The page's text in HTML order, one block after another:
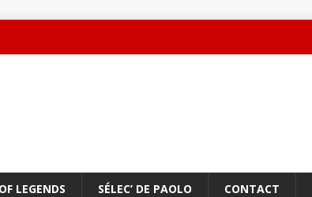
LEGENDS SÉLEC’ DE PAOLO CONTACT